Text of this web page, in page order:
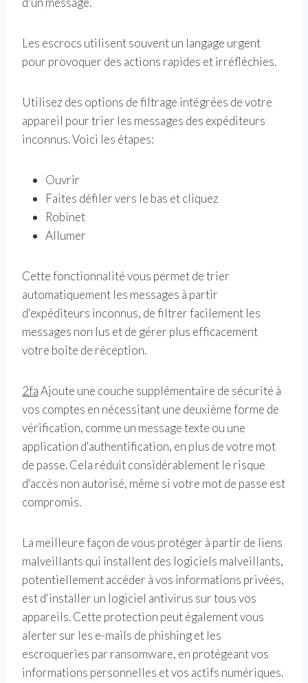
Les escrocs utilisent souvent un langage urgent
pour provoquer des actions rapides et irréfléchies.
Utilisez des options de filtrage intégrées de votre
appareil pour trier les messages des expéditeurs
inconnus. Voici les étapes:
Ouvrir
Faites défiler vers le bas et cliquez
Robinet
Allumer
Cette fonctionnalité vous permet de trier
automatiquement les messages à partir
d'expéditeurs inconnus, de filtrer facilement les
messages non lus et de gérer plus efficacement
votre boîte de réception.
2faAjoute une couche supplémentaire de sécurité à
vos comptes en nécessitant une deuxième forme de
vérification, comme un message texte ou une
application d'authentification, en plus de votre mot
de passe. Cela réduit considérablement le risque
d'accès non autorisé, même si votre mot de passe est
compromis.
La meilleure façon de vous protéger à partir de liens
malveillants qui installent des logiciels malveillants,
potentiellement accéder à vos informations privées,
est d'installer un logiciel antivirus sur tous vos
appareils. Cette protection peut également vous
alerter sur les e-mails de phishing et les
escroqueries par ransomware, en protégeant vos
informations personnelles et vos actifs numériques.